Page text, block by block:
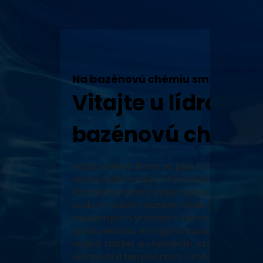
Na bazénovú chémiu sme tu my!
Vitajte u lídra v
bazénovú chémiu!
Naša rodinná firma sa pýši tradíciou,
vôd a vodárenských technológií a
Ponúkame široký výber vysoko
vodu vo vašom bazéne. Naše produkty,
moderných výrobných technológiách,
konkurenciou, no s garantovaným
našich tabliet a chemikálií, ktoré prešli
účinnosti a bezpečnosti. Urobte z vášho